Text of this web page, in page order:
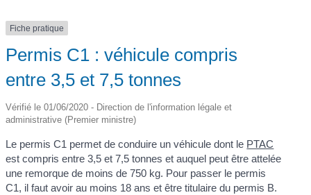
Fiche pratique
Permis C1 : véhicule compris
entre 3,5 et 7,5 tonnes
Vérifié le 01/06/2020 - Direction de l'information légale et
administrative (Premier ministre)
Le permis C1 permet de conduire un véhicule dont le PTAC
est compris entre 3,5 et 7,5 tonnes et auquel peut être attelée
une remorque de moins de 750 kg. Pour passer le permis
C1, il faut avoir au moins 18 ans et être titulaire du permis B.